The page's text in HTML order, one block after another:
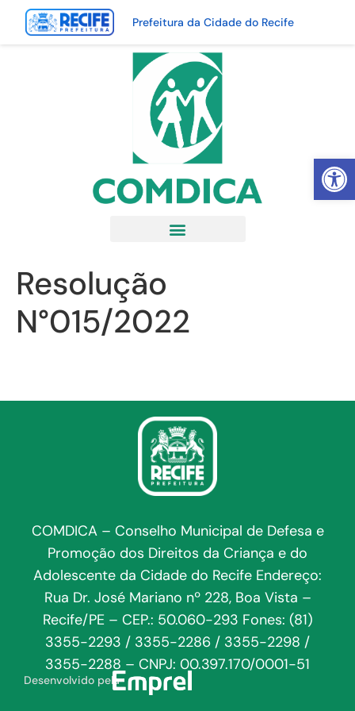
Abrir
Prefeitura da Cidade do Recife
Resolução
N°015/2022
COMDICA – Conselho Municipal de Defesa e
Promoção dos Direitos da Criança e do
Adolescente da Cidade do Recife Endereço:
Rua Dr. José Mariano nº 228, Boa Vista –
Recife/PE – CEP.: 50.060-293 Fones: (81)
3355-2293 / 3355-2286 / 3355-2298 /
3355-2288 – CNPJ: 00.397.170/0001-51
Desenvolvido pela